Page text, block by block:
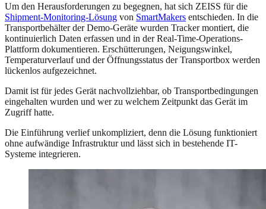
Um den Herausforderungen zu begegnen, hat sich ZEISS für die
Shipment-Monitoring-Lösung von SmartMakers entschieden. In die
Transportbehälter der Demo-Geräte wurden Tracker montiert, die
kontinuierlich Daten erfassen und in der Real-Time-Operations-
Plattform dokumentieren. Erschütterungen, Neigungswinkel,
Temperaturverlauf und der Öffnungsstatus der Transportbox werden
lückenlos aufgezeichnet.
Damit ist für jedes Gerät nachvollziehbar, ob Transportbedingungen
eingehalten wurden und wer zu welchem Zeitpunkt das Gerät im
Zugriff hatte.
Die Einführung verlief unkompliziert, denn die Lösung funktioniert
ohne aufwändige Infrastruktur und lässt sich in bestehende IT-
Systeme integrieren.